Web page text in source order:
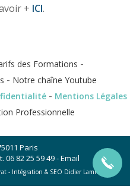
+ ICI.
des Formations -
- Notre chaîne Youtube
- Mentions Légales
Professionnelle
Paris
06 82 25 59 49-Email
- Intégration & SEO Didier Lamiral